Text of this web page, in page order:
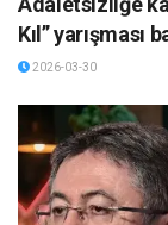
Kıl” yarışması
2026-03-30